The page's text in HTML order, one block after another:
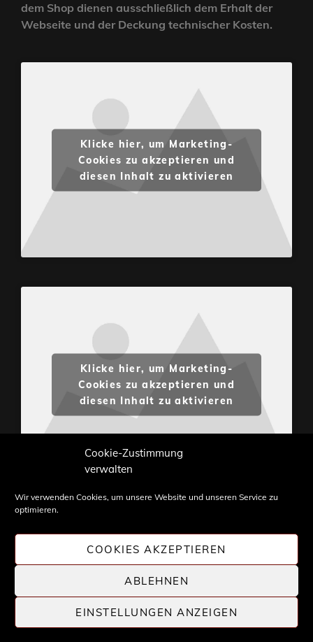
Cookie-Zustimmung
verwalten
Wir verwenden Cookies, um unsere Website und unseren Service zu
optimieren.
COOKIES AKZEPTIEREN
ABLEHNEN
EINSTELLUNGEN ANZEIGEN
dem Shop dienen ausschließlich dem Erhalt der
Webseite und der Deckung technischer Kosten.
Klicke hier, um Marketing-
Cookies zu akzeptieren und
diesen Inhalt zu aktivieren
Klicke hier, um Marketing-
Cookies zu akzeptieren und
diesen Inhalt zu aktivieren
Weiterverwendung nur mit Zustimmung von
STONE PROG.
COPYRIGHT © 2026 | STONE PROG| DIE WELT DES
PROGRESSIVE ROCK